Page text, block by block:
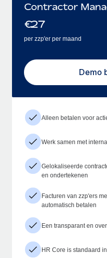
Contractor
€27
per zzp'er per maand
Demo
Alleen betalen voor
Werk samen met
Gelokaliseerde
en ondertekenen
Facturen van zzp'ers
automatisch betalen
Een transparant en
HR Core is standaard